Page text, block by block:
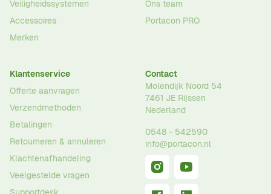
Veiligheidssystemen
Accessoires
Merken
Ons team
Portacon PRO
Klantenservice
Offerte aanvragen
Verzendmethoden
Betalingen
Retourneren & annuleren
Klachtenafhandeling
Veelgestelde vragen
Contact
Molendijk Noord 54
7461 JE Rijssen
Nederland
0548 - 542590
info@portacon.nl